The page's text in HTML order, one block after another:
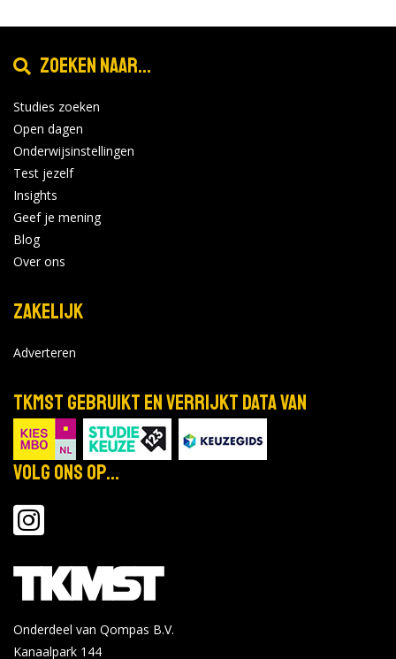
Zoeken naar...
Studies zoeken
Open dagen
Onderwijsinstellingen
Test jezelf
Insights
Geef je mening
Blog
Over ons
Zakelijk
Adverteren
TKMST gebruikt en verrijkt data van
Volg ons op...
Onderdeel van Qompas B.V.
Kanaalpark 144